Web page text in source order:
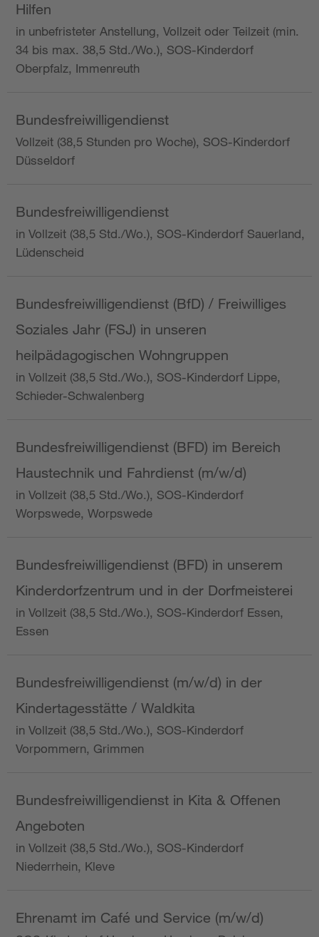
Hilfen
in unbefristeter Anstellung, Vollzeit oder Teilzeit (min.
34 bis max. 38,5 Std./Wo.), SOS-Kinderdorf
Oberpfalz, Immenreuth
Bundesfreiwilligendienst
Vollzeit (38,5 Stunden pro Woche), SOS-Kinderdorf
Düsseldorf
Bundesfreiwilligendienst
in Vollzeit (38,5 Std./Wo.), SOS-Kinderdorf Sauerland,
Lüdenscheid
Bundesfreiwilligendienst (BfD) / Freiwilliges
Soziales Jahr (FSJ) in unseren
heilpädagogischen Wohngruppen
in Vollzeit (38,5 Std./Wo.), SOS-Kinderdorf Lippe,
Schieder-Schwalenberg
Bundesfreiwilligendienst (BFD) im Bereich
Haustechnik und Fahrdienst (m/w/d)
in Vollzeit (38,5 Std./Wo.), SOS-Kinderdorf
Worpswede, Worpswede
Bundesfreiwilligendienst (BFD) in unserem
Kinderdorfzentrum und in der Dorfmeisterei
in Vollzeit (38,5 Std./Wo.), SOS-Kinderdorf Essen,
Essen
Bundesfreiwilligendienst (m/w/d) in der
Kindertagesstätte / Waldkita
in Vollzeit (38,5 Std./Wo.), SOS-Kinderdorf
Vorpommern, Grimmen
Bundesfreiwilligendienst in Kita & Offenen
Angeboten
in Vollzeit (38,5 Std./Wo.), SOS-Kinderdorf
Niederrhein, Kleve
Ehrenamt im Café und Service (m/w/d)